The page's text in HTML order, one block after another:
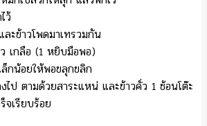
ว้
ะข้าวโพดมาเทรวมกัน
เกลือ (1 หยิบมือพอ)
ล็กน้อยให้พอขลุกขลิก
ไป ตามด้วยสาระแหน่ และข้าวคั่ว 1 ช้อนโต๊ะ
จเรียบร้อย